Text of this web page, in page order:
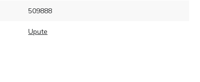
509888
Upute